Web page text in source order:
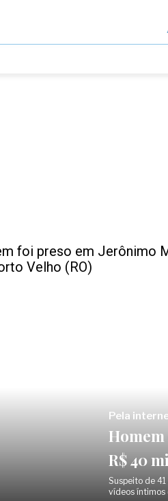
Pela
R$ 40
Suspeito de
vídeos íntimos